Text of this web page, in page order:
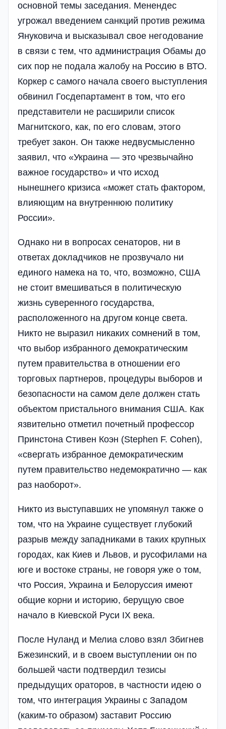
основной темы заседания. Менендес
угрожал введением санкций против режима
Януковича и высказывал свое негодование
в связи с тем, что администрация Обамы до
сих пор не подала жалобу на Россию в ВТО.
Коркер с самого начала своего выступления
обвинил Госдепартамент в том, что его
представители не расширили список
Магнитского, как, по его словам, этого
требует закон. Он также недвусмысленно
заявил, что «Украина — это чрезвычайно
важное государство» и что исход
нынешнего кризиса «может стать фактором,
влияющим на внутреннюю политику
России».
Однако ни в вопросах сенаторов, ни в
ответах докладчиков не прозвучало ни
единого намека на то, что, возможно, США
не стоит вмешиваться в политическую
жизнь суверенного государства,
расположенного на другом конце света.
Никто не выразил никаких сомнений в том,
что выбор избранного демократическим
путем правительства в отношении его
торговых партнеров, процедуры выборов и
безопасности на самом деле должен стать
объектом пристального внимания США. Как
язвительно отметил почетный профессор
Принстона Стивен Коэн (Stephen F. Cohen),
«свергать избранное демократическим
путем правительство недемократично — как
раз наоборот».
Никто из выступавших не упомянул также о
том, что на Украине существует глубокий
разрыв между западниками в таких крупных
городах, как Киев и Львов, и русофилами на
юге и востоке страны, не говоря уже о том,
что Россия, Украина и Белоруссия имеют
общие корни и историю, берущую свое
начало в Киевской Руси IX века.
После Нуланд и Мелиа слово взял Збигнев
Бжезинский, и в своем выступлении он по
большей части подтвердил тезисы
предыдущих ораторов, в частности идею о
том, что интеграция Украины с Западом
(каким-то образом) заставит Россию